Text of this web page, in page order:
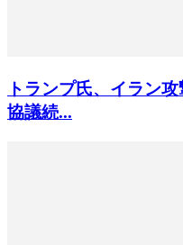
トランプ氏、イラン
協議続...